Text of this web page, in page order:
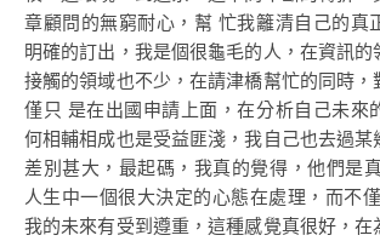
章顧問的無窮耐心，幫 忙我籬清自己的真
明確的訂出，我是個很龜毛的人，在資訊的
接觸的領域也不少，在請津橋幫忙的同時
僅只 是在出國申請上面，在分析自己未來
何相輔相成也是受益匪淺，我自己也去過某
差別甚大，最起碼，我真的覺得，他們是
人生中一個很大決定的心態在處理，而不
我的未來有受到遵重，這種感覺真很好，在